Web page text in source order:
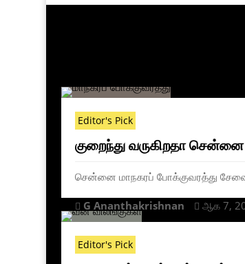
Editor's Pick
குறைந்து வருகிறதா
சென்னை மாநகரப் போக்குவரத்து சேவை
 G Ananthakrishnan  ஆக 7,
Editor's Pick